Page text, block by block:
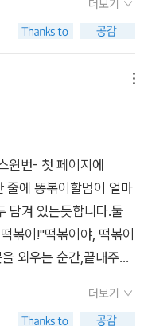
사람들이서로서로 도와
아 볼 수가 없죠똥볶이
복을 위해 노력하는 똥
도 하고아이들을 나쁜
바로 ' 방과후 할멈 문방
먹던 돈으로 문방구로
볶이 할멈이문방구로
답니다아이들이 학업
광고로 안경 게임기를
기에 푹빠져서 행복한
버리게 되었어요저희 아
점이면 아이들이 학교
더보기
윈번- 첫 페이지에
줄에 똥볶이할멈이 얼마
담겨 있는듯합니다.둘
볶이!"떡볶이야, 떡볶이
외우는 순간,끝내주
마자 어린이동화책계
더보기